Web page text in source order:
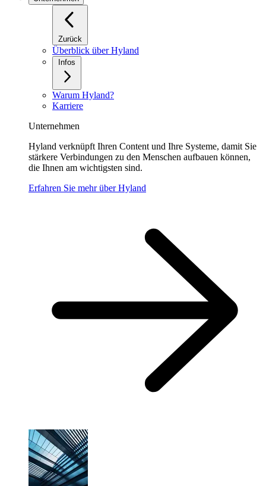
Zurück
Überblick über Hyland
Infos
Warum Hyland?
Karriere
Unternehmen
Hyland verknüpft Ihren Content und Ihre Systeme, damit Sie
stärkere Verbindungen zu den Menschen aufbauen können,
die Ihnen am wichtigsten sind.
Erfahren Sie mehr über Hyland